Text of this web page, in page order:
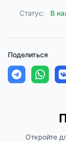
Статус: В
Поделиться
Откройте